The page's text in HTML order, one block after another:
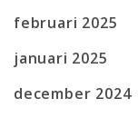
februari 2025
januari 2025
december 2024